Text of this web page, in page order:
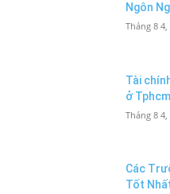
Ngôn
Tháng 8 4,
Tài
ở
Tháng 8 4,
Các
Tốt